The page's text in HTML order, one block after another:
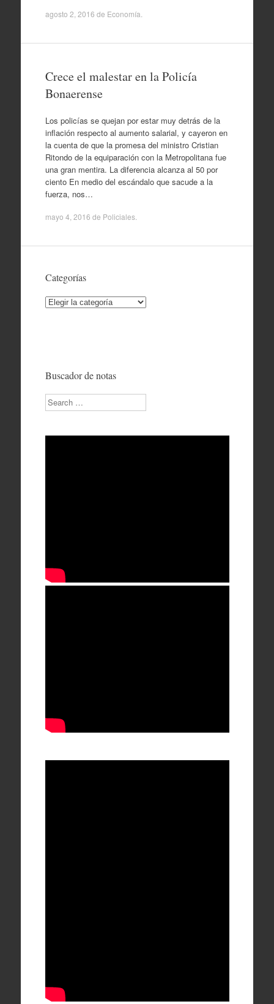
agosto 2, 2016 de Economía
Crece el malestar en la Policía
Bonaerense
Los policías se quejan por estar muy detrás de la
inflación respecto al aumento salarial, y cayeron en
la cuenta de que la promesa del ministro Cristian
Ritondo de la equiparación con la Metropolitana fue
una gran mentira. La diferencia alcanza al 50 por
ciento En medio del escándalo que sacude a la
fuerza, nos…
mayo 4, 2016 de Policiales.
Categorías
Categorías
Buscador de notas
Search